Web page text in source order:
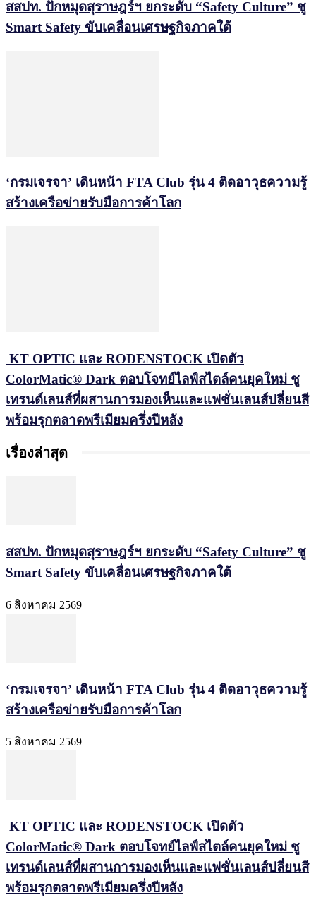
สสปท. ปักหมุดสุราษฎร์ฯ ยกระดับ “Safety Culture” ชู
Smart Safety ขับเคลื่อนเศรษฐกิจภาคใต้
‘กรมเจรจา’ เดินหน้า FTA Club รุ่น 4 ติดอาวุธความรู้
สร้างเครือข่ายรับมือการค้าโลก
KT OPTIC และ RODENSTOCK เปิดตัว
ColorMatic® Dark ตอบโจทย์ไลฟ์สไตล์คนยุคใหม่ ชู
เทรนด์เลนส์ที่ผสานการมองเห็นและแฟชั่นเลนส์ปลี่ยนสี
พร้อมรุกตลาดพรีเมียมครึ่งปีหลัง
เรื่องล่าสุด
สสปท. ปักหมุดสุราษฎร์ฯ ยกระดับ “Safety Culture” ชู
Smart Safety ขับเคลื่อนเศรษฐกิจภาคใต้
6 สิงหาคม 2569
‘กรมเจรจา’ เดินหน้า FTA Club รุ่น 4 ติดอาวุธความรู้
สร้างเครือข่ายรับมือการค้าโลก
5 สิงหาคม 2569
KT OPTIC และ RODENSTOCK เปิดตัว
ColorMatic® Dark ตอบโจทย์ไลฟ์สไตล์คนยุคใหม่ ชู
เทรนด์เลนส์ที่ผสานการมองเห็นและแฟชั่นเลนส์ปลี่ยนสี
พร้อมรุกตลาดพรีเมียมครึ่งปีหลัง